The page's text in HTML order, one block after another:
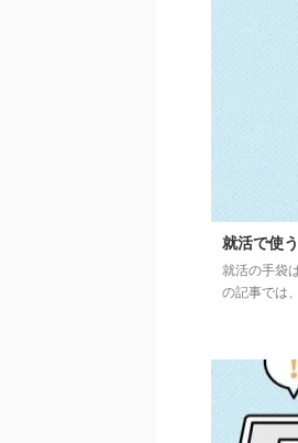
就活で使
就活の手袋
の記事では